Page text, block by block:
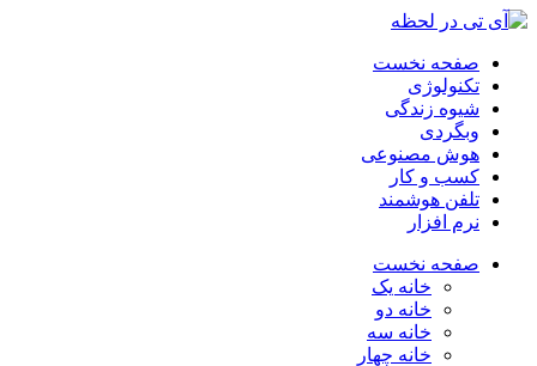
صفحه نخست
تکنولوژی
شیوه زندگی
وبگردی
هوش مصنوعی
کسب و کار
تلفن هوشمند
نرم افزار
صفحه نخست
خانه یک
خانه دو
خانه سه
خانه چهار